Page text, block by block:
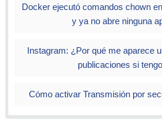
Docker ejecutó comandos chown
y ya no abre ninguna
Instagram: ¿Por qué me aparece
publicaciones si
Cómo activar Transmisión por